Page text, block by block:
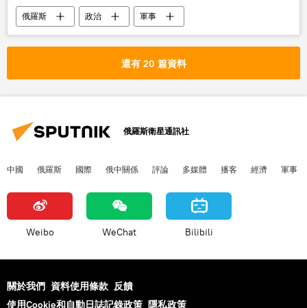
俄羅斯 政治
軍事
白俄羅斯
北約
回應
還有 20 篇資料
俄羅斯衛星通訊社
中國 俄羅斯 國際 俄中關係 評論 多媒體 播客 經濟 軍事
Weibo WeChat Bilibili
關於我們 資料使用條款 反饋
使用Cookie和自動日誌記錄政策 隱私政策